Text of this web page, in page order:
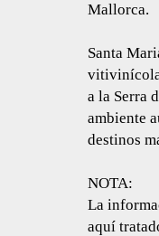
Mallorca.
Santa
a la Serra
ambiente
destinos
NOTA:
La
aquí